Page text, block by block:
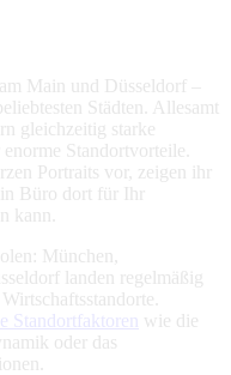
Main und Düsseldorf –
Städten. Allesamt
gleichzeitig starke
Standortvorteile.
Portraits vor, zeigen ihr
Büro dort für Ihr
kann.
München,
landen regelmäßig
Standortfaktoren
wie die
oder das